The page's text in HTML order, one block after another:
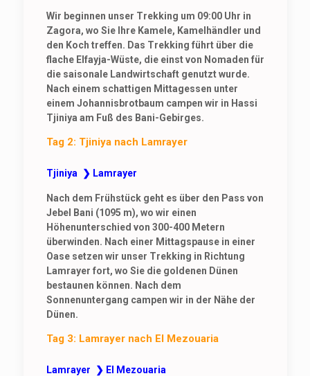
Wir beginnen unser Trekking um 09:00 Uhr in
Zagora, wo Sie Ihre Kamele, Kamelhändler und
den Koch treffen. Das Trekking führt über die
flache Elfayja-Wüste, die einst von Nomaden für
die saisonale Landwirtschaft genutzt wurde.
Nach einem schattigen Mittagessen unter
einem Johannisbrotbaum campen wir in Hassi
Tjiniya am Fuß des Bani-Gebirges.
Tag 2: Tjiniya nach Lamrayer
Tjiniya ❯ Lamrayer
Nach dem Frühstück geht es über den Pass von
Jebel Bani (1095 m), wo wir einen
Höhenunterschied von 300-400 Metern
überwinden. Nach einer Mittagspause in einer
Oase setzen wir unser Trekking in Richtung
Lamrayer fort, wo Sie die goldenen Dünen
bestaunen können. Nach dem
Sonnenuntergang campen wir in der Nähe der
Dünen.
Tag 3: Lamrayer nach El Mezouaria
Lamrayer ❯ El Mezouaria